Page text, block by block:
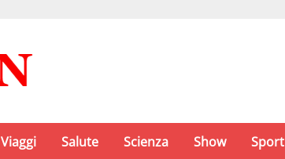
Viaggi Salute Scienza Show Sport